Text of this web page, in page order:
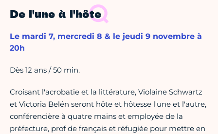
De l'une à l'hôte
Le mardi 7, mercredi 8 & le jeudi 9 novembre à
20h
Dès 12 ans / 50 min.
Croisant l'acrobatie et la littérature, Violaine Schwartz
et Victoria Belén seront hôte et hôtesse l'une et l'autre,
conférencière à quatre mains et employée de la
préfecture, prof de français et réfugiée pour mettre en